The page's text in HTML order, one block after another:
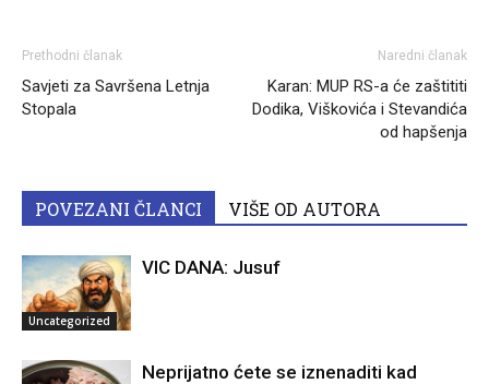
Prethodni članak
Savjeti za Savršena Letnja
Stopala
Naredni članak
Karan: MUP RS-a će zaštititi
Dodika, Viškovića i Stevandića
od hapšenja
POVEZANI ČLANCI VIŠE OD AUTORA
Uncategorized
VIC DANA: Jusuf
Neprijatno ćete se iznenaditi kad